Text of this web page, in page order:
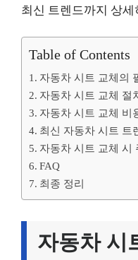
최신 트렌드까지 상세
Table of Contents
자동차 시트 교체의
자동차 시트 교체 절
자동차 시트 교체 비
최신 자동차 시트 트
자동차 시트 교체 시
FAQ
최종 정리
자동차 시